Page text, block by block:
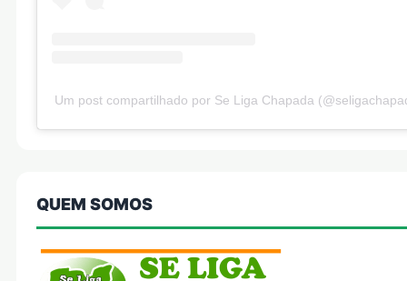
Um post compartilhado por Se Liga Chapada
QUEM SOMOS